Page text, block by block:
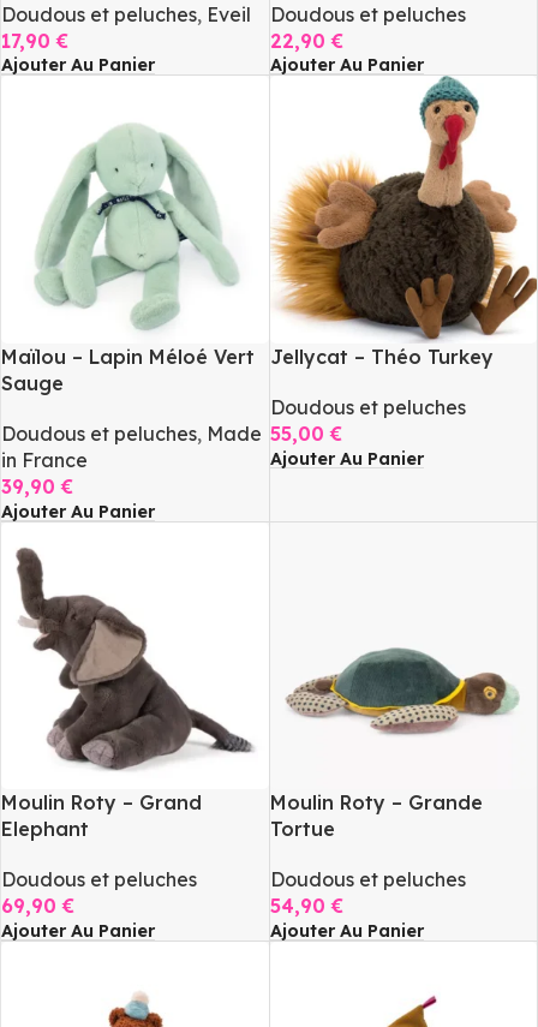
Doudous et peluches, Eveil
17,90€
Ajouter Au Panier
Doudous et peluches
22,90€
Ajouter Au Panier
Maïlou – Lapin Méloé Vert
Sauge
Doudous et peluches, Made
in France
39,90€
Ajouter Au Panier
Jellycat – Théo Turkey
Doudous et peluches
55,00€
Ajouter Au Panier
Moulin Roty – Grand
Elephant
Doudous et peluches
69,90€
Ajouter Au Panier
Moulin Roty – Grande
Tortue
Doudous et peluches
54,90€
Ajouter Au Panier